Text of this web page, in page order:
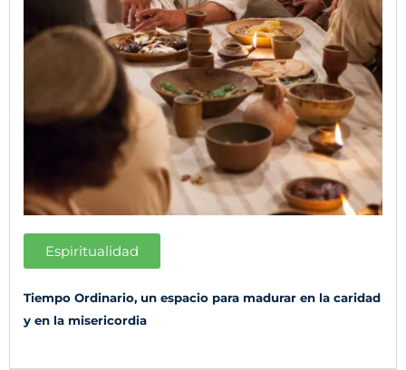
Espiritualidad
Tiempo Ordinario, un espacio para madurar en la caridad
y en la misericordia